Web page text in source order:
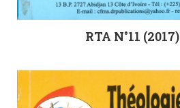
RTA N°11 (2017)